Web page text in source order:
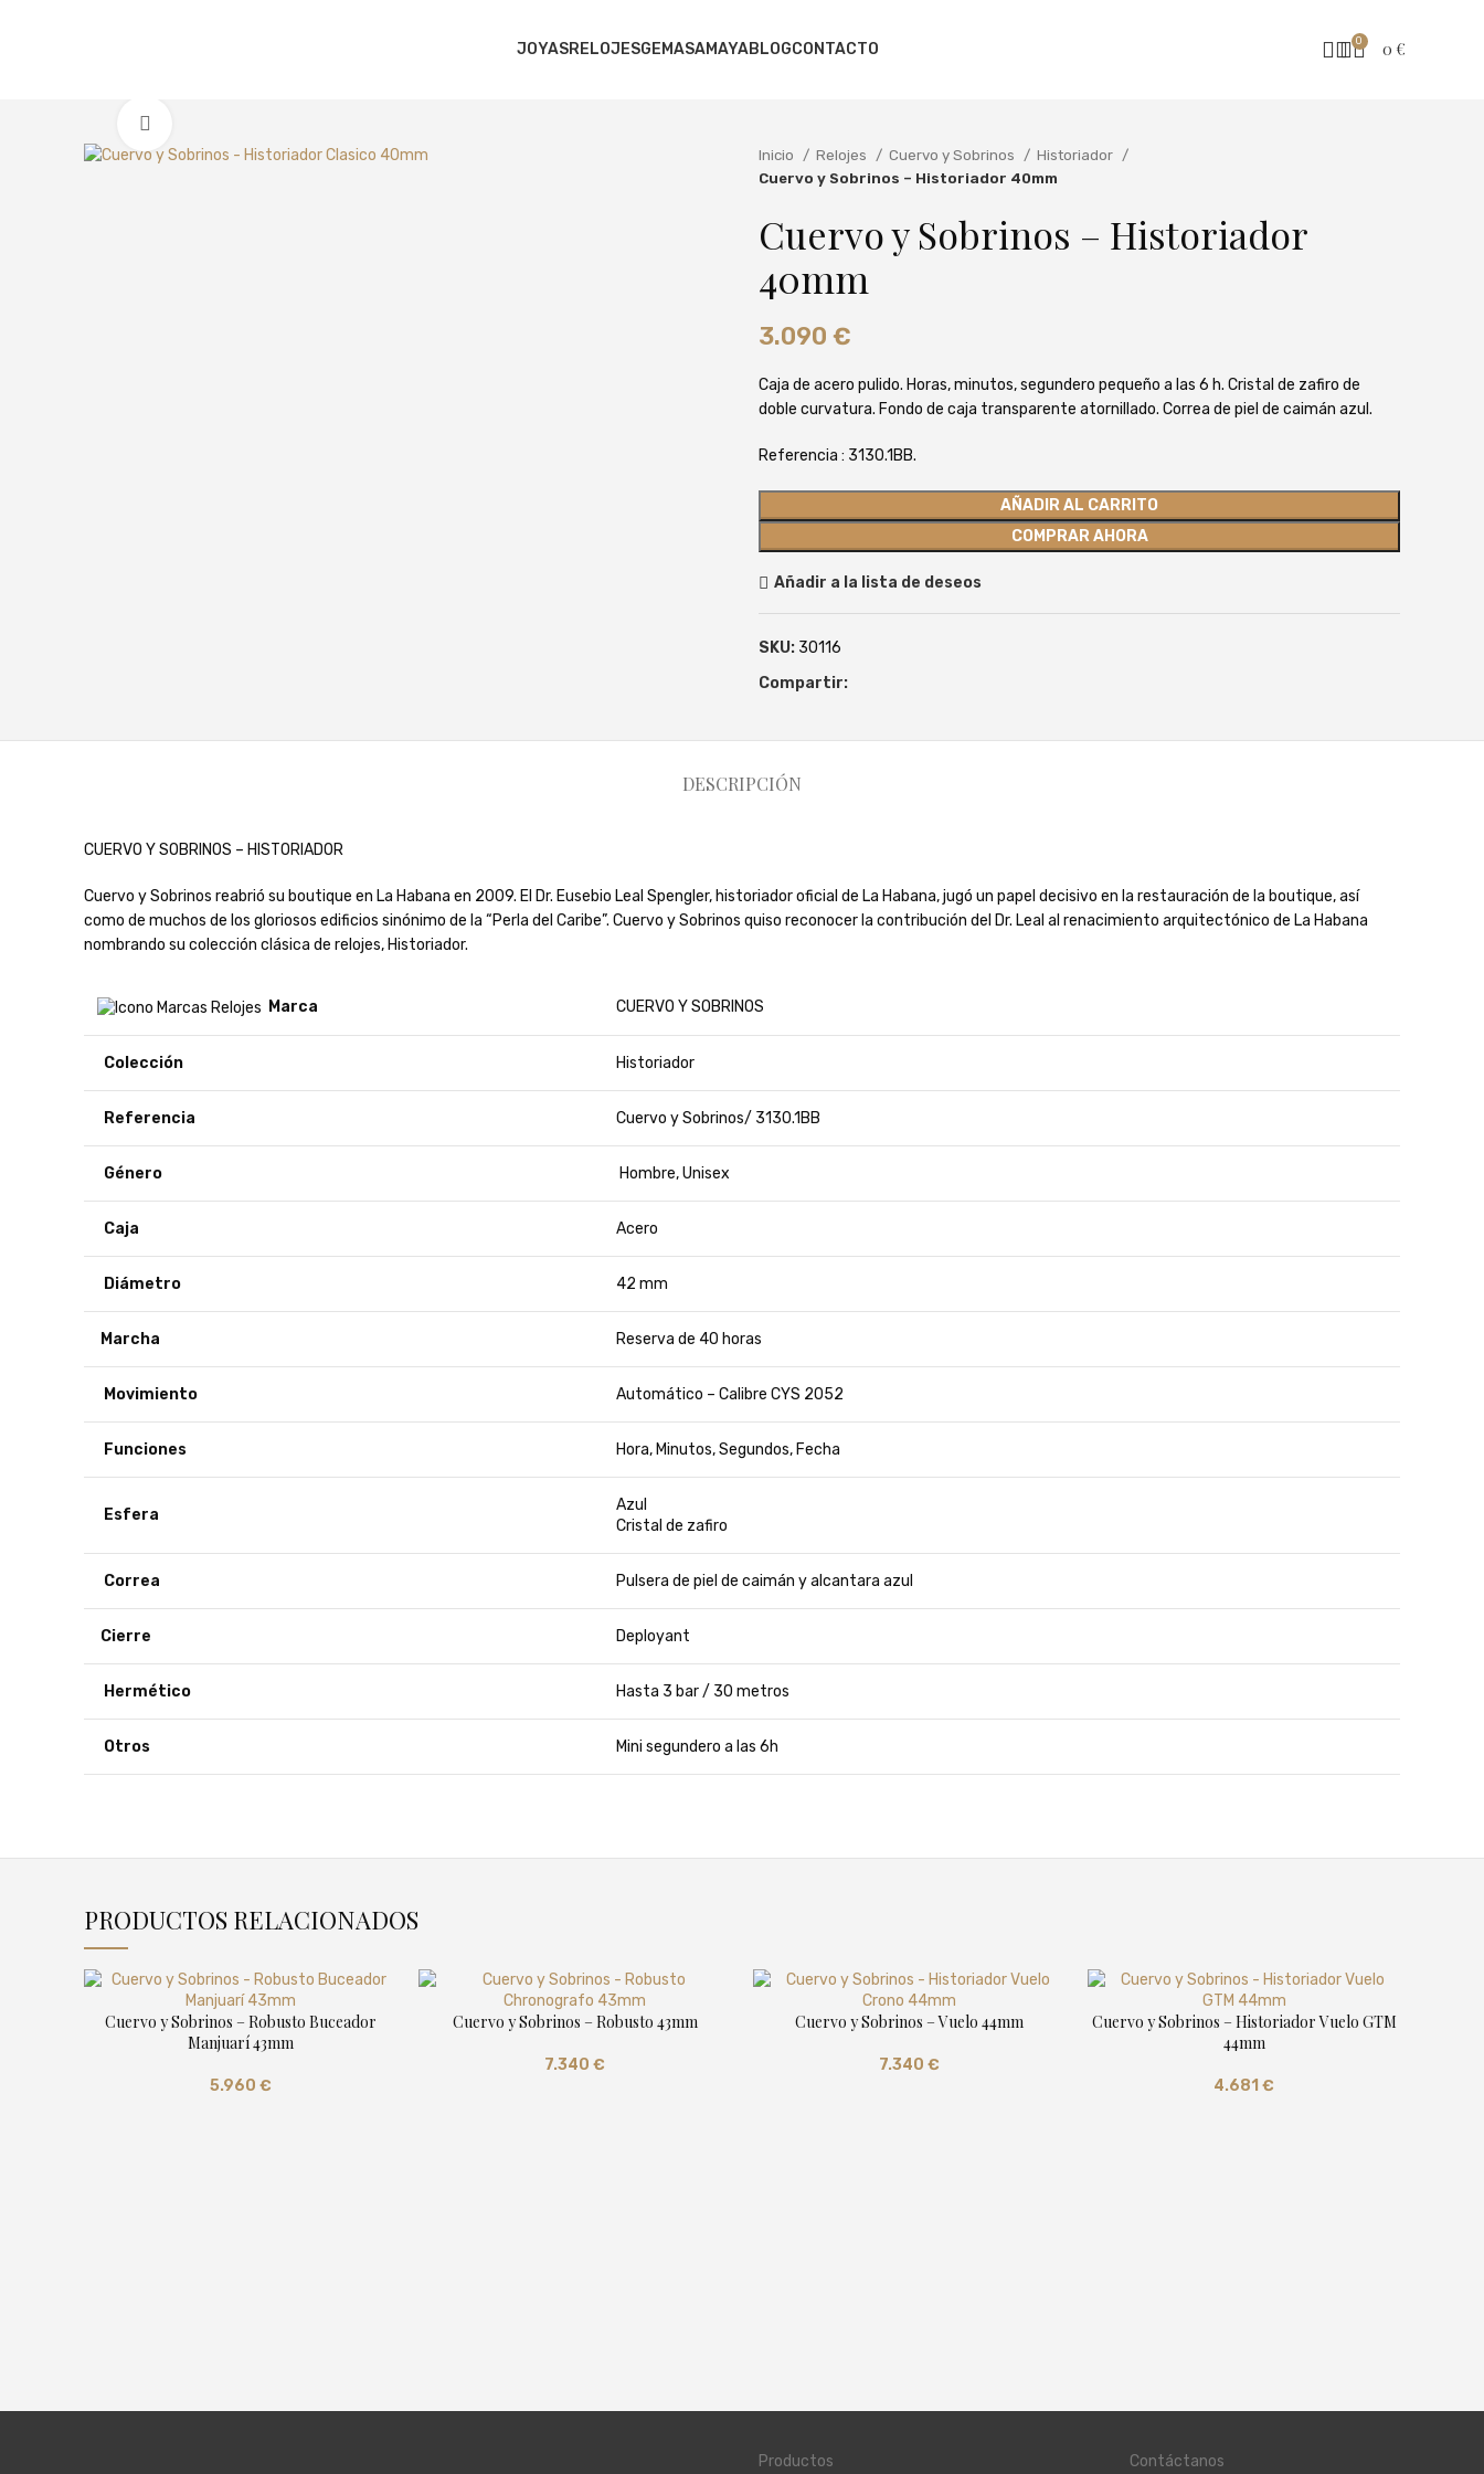
JOYASRELOJESGEMASAMAYABLOGCONTACTO 0 0 €
Inicio
Relojes Cuervo y Sobrinos
Historiador
Cuervo y Sobrinos – Historiador 40mm
Cuervo y Sobrinos – Historiador
40mm
3.090 €
Caja de acero pulido. Horas, minutos, segundero pequeño a las 6 h. Cristal de zafiro de
doble curvatura. Fondo de caja transparente atornillado. Correa de piel de caimán azul.
Referencia : 3130.1BB.
AÑADIR AL CARRITO
COMPRAR AHORA
Añadir a la lista de deseos
SKU: 30116
Compartir:
DESCRIPCIÓN
CUERVO Y SOBRINOS – HISTORIADOR
Cuervo y Sobrinos reabrió su boutique en La Habana en 2009. El Dr. Eusebio Leal Spengler, historiador oficial de La Habana, jugó un papel decisivo en la restauración de la boutique, así
como de muchos de los gloriosos edificios sinónimo de la “Perla del Caribe”. Cuervo y Sobrinos quiso reconocer la contribución del Dr. Leal al renacimiento arquitectónico de La Habana
nombrando su colección clásica de relojes, Historiador.
Marca CUERVO Y SOBRINOS
Colección Historiador
Referencia Cuervo y Sobrinos/ 3130.1BB
Género Hombre, Unisex
Caja Acero
Diámetro 42 mm
Marcha Reserva de 40 horas
Movimiento Automático – Calibre CYS 2052
Funciones Hora, Minutos, Segundos, Fecha
Esfera
Azul
Cristal de zafiro
Correa Pulsera de piel de caimán y alcantara azul
Cierre Deployant
Hermético Hasta 3 bar / 30 metros
Otros Mini segundero a las 6h
PRODUCTOS RELACIONADOS
Cuervo y Sobrinos – Robusto Buceador
Manjuarí 43mm
5.960 €
Cuervo y Sobrinos – Robusto 43mm
7.340 €
Cuervo y Sobrinos – Vuelo 44mm
7.340 €
Cuervo y Sobrinos – Historiador Vuelo GTM
44mm
4.681 €
Productos Contáctanos